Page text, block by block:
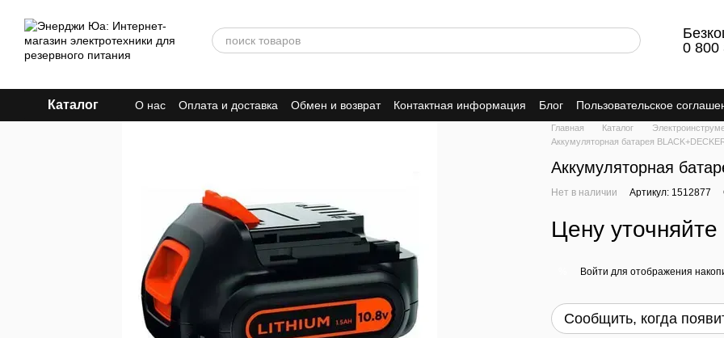
0 800
Каталог О нас Оплата и доставка Обмен и возврат Контактная информация Блог Пользовательское
Главная Каталог
Аккумуляторная батарея
Аккумуляторная
Нет в наличии Артикул: 1512877
Цену уточняйте
Войти для отображения
Сообщить, когда